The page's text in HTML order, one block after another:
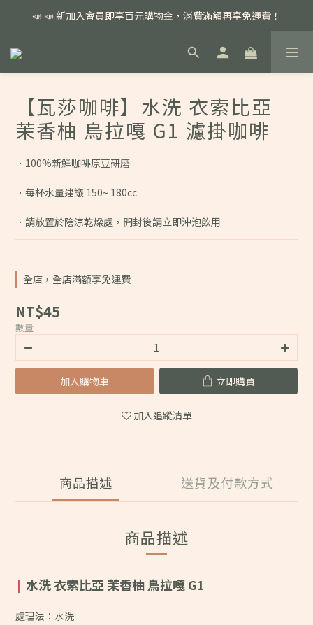
📣 本月主打特殊處理咖啡豆，任選超優惠！
📣 📣 新加入會員即享百元購物金，消費滿額再享免運費！
📣 本月主打特殊處理咖啡豆，任選超優惠！
【瓦莎咖啡】水洗 衣索比亞
茉香柚 烏拉嘎 G1 濾掛咖啡
．100%新鮮咖啡原豆研磨
．每杯水量建議 150~ 180cc
．請放置於陰涼乾燥處，開封後請立即沖泡飲用
全店，全店滿額享免運費
NT$45
數量
加入購物車 立即購買
加入追蹤清單
商品描述 送貨及付款方式
商品描述
| 水洗 衣索比亞 茉香柚 烏拉嘎 G1
處理法：水洗